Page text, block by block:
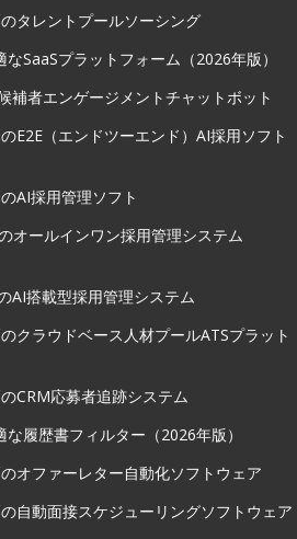
タレントプールソーシング
SaaSプラットフォーム（2026年版）
補者エンゲージメントチャットボット
E2E（エンドツーエンド）AI採用ソフト
AI採用管理ソフト
オールインワン採用管理システム
AI搭載型採用管理システム
クラウドベース人材プールATSプラット
CRM応募者追跡システム
履歴書フィルター（2026年版）
オファーレター自動化ソフトウェア
自動面接スケジューリングソフトウェア